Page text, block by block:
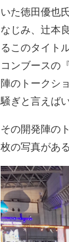
いた徳田優也
なじみ、辻本
るこのタイト
コンブースの
陣のトークシ
騒ぎと言えば
その開発陣の
枚の写真があ